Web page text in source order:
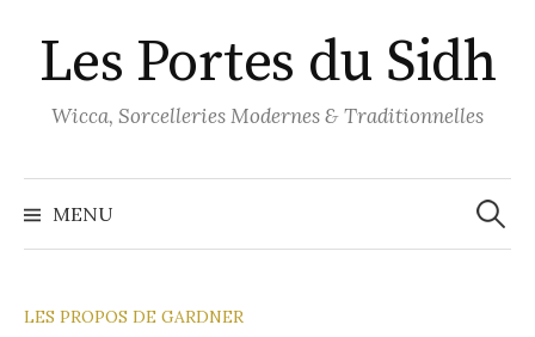
au
contenu
Les Portes du Sidh
Wicca, Sorcelleries Modernes & Traditionnelles
MENU
LES PROPOS DE GARDNER